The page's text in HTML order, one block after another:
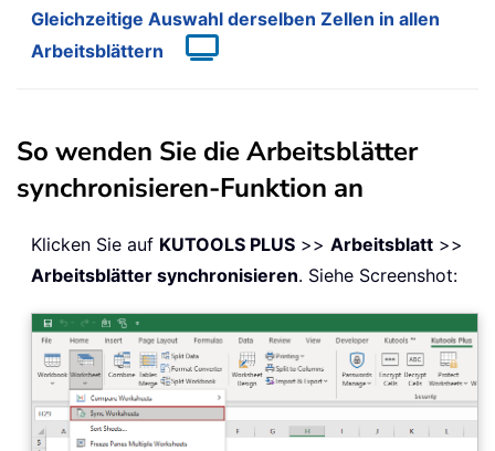
Gleichzeitige Auswahl derselben Zellen in allen
Arbeitsblättern
So wenden Sie die Arbeitsblätter
synchronisieren-Funktion an
Klicken Sie auf KUTOOLS PLUS >> Arbeitsblatt >>
Arbeitsblätter synchronisieren. Siehe Screenshot: